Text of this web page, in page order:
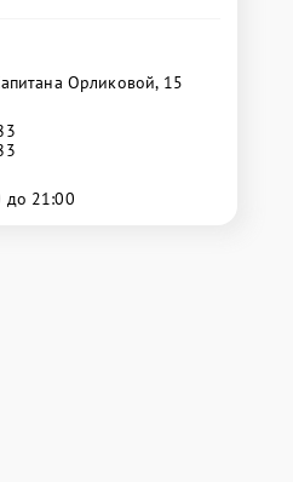
Орликовой, 15
до 21:00